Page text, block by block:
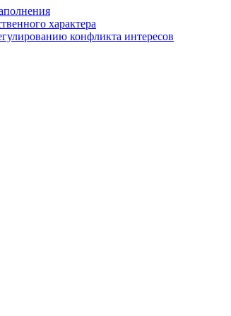
характера
конфликта интересов